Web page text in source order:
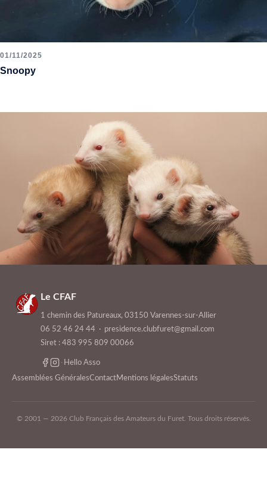
01/11/2025
Snoopy
Le CFAF
1 chemin des Patureaux, 03150 Varennes-sur-Allier
06 52 46 24 44 · presidence.clubfuret@gmail.com
Siret : 483 995 809 00066
· Hello Asso
Assemblées GénéralesContactMentions légalesStatuts
© 2001 — 2026 Club Français des Amateurs du Furet. Tous droits réservés.